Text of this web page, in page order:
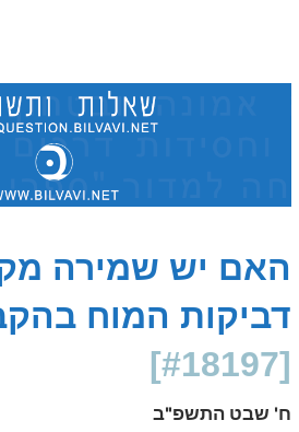
האם יש שמירה
דביקות המוח
[#18197]
ח' שבט התשפ"ב